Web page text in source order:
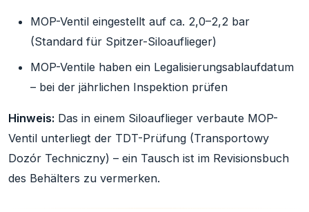
MOP-Ventil eingestellt auf ca. 2,0–2,2 bar
(Standard für Spitzer-Siloauflieger)
MOP-Ventile haben ein Legalisierungsablaufdatum
– bei der jährlichen Inspektion prüfen
Hinweis: Das in einem Siloauflieger verbaute MOP-
Ventil unterliegt der TDT-Prüfung (Transportowy
Dozór Techniczny) – ein Tausch ist im Revisionsbuch
des Behälters zu vermerken.